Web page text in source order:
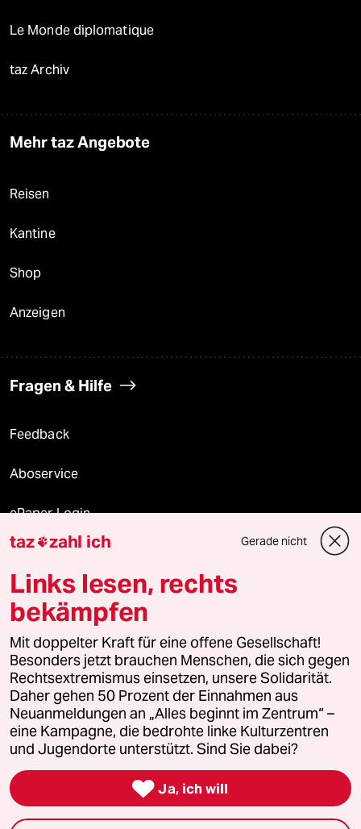
Le Monde diplomatique
taz Archiv
Mehr taz Angebote
Reisen
Kantine
Shop
Anzeigen
Fragen & Hilfe
Feedback
Aboservice
ePaper Login
Downloads für Abonnierende
© 2026 taz Verlags und Vertriebs GmbH
Alle Rechte vorbehalten. Bei rechtlichen Fragen oder für Genehmigungen
wenden Sie sich bitte an
lizenzen@taz.de
Feedback Redaktionsstatut Kommune-Richtlinien
Leitlinie Informant Datenschutz Impressum AGB
Seitenwende Einwilligungen widerrufen (Ads)
taz zahl ich Gerade nicht
Links lesen, rechts
bekämpfen
Mit doppelter Kraft für eine offene Gesellschaft!
Besonders jetzt brauchen Menschen, die sich gegen
Rechtsextremismus einsetzen, unsere Solidarität.
Daher gehen 50 Prozent der Einnahmen aus
Neuanmeldungen an „Alles beginnt im Zentrum“ –
eine Kampagne, die bedrohte linke Kulturzentren
und Jugendorte unterstützt. Sind Sie dabei?
 Ja, ich will